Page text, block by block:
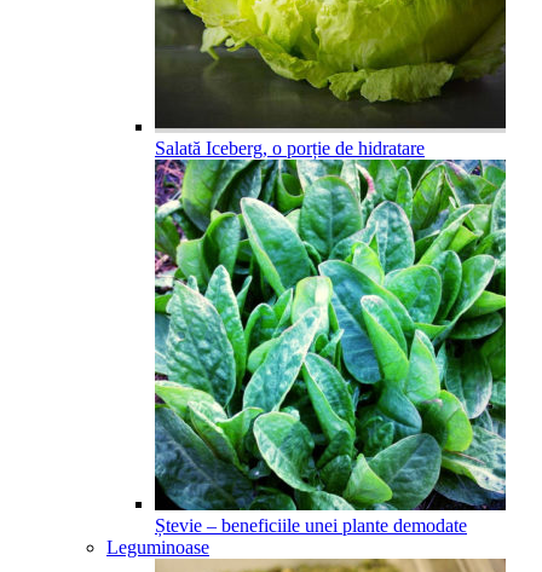
Salată Iceberg, o porție de hidratare
Ștevie – beneficiile unei plante demodate
Leguminoase